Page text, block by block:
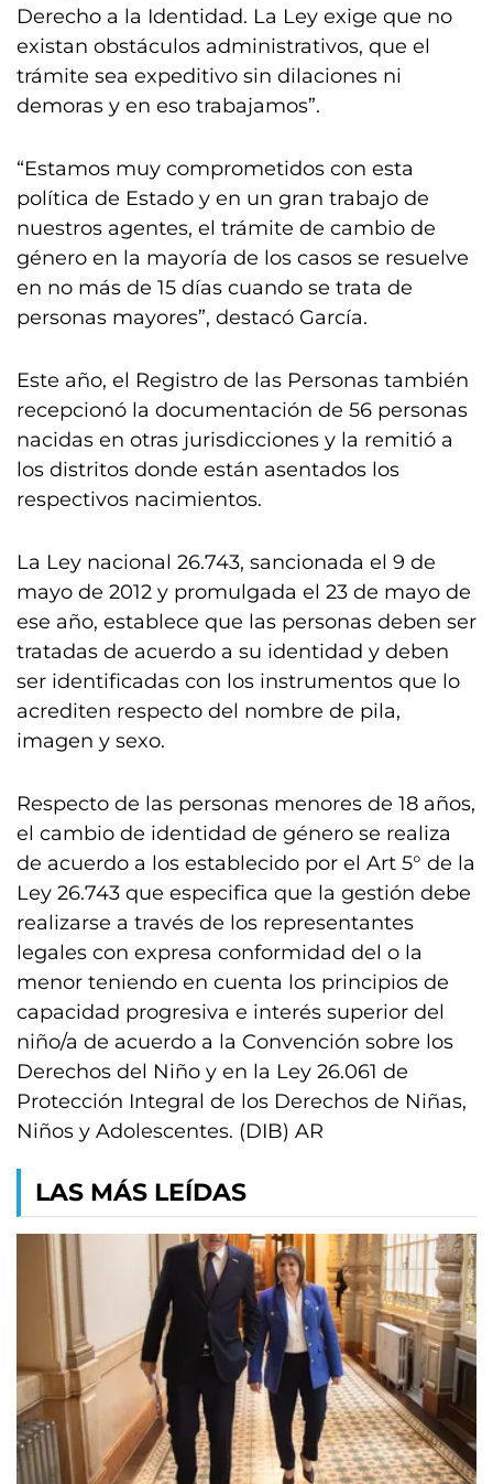
Derecho a la Identidad. La Ley exige que no
existan obstáculos administrativos, que el
trámite sea expeditivo sin dilaciones ni
demoras y en eso trabajamos”.
“Estamos muy comprometidos con esta
política de Estado y en un gran trabajo de
nuestros agentes, el trámite de cambio de
género en la mayoría de los casos se resuelve
en no más de 15 días cuando se trata de
personas mayores”, destacó García.
Este año, el Registro de las Personas también
recepcionó la documentación de 56 personas
nacidas en otras jurisdicciones y la remitió a
los distritos donde están asentados los
respectivos nacimientos.
La Ley nacional 26.743, sancionada el 9 de
mayo de 2012 y promulgada el 23 de mayo de
ese año, establece que las personas deben ser
tratadas de acuerdo a su identidad y deben
ser identificadas con los instrumentos que lo
acrediten respecto del nombre de pila,
imagen y sexo.
Respecto de las personas menores de 18 años,
el cambio de identidad de género se realiza
de acuerdo a los establecido por el Art 5° de la
Ley 26.743 que especifica que la gestión debe
realizarse a través de los representantes
legales con expresa conformidad del o la
menor teniendo en cuenta los principios de
capacidad progresiva e interés superior del
niño/a de acuerdo a la Convención sobre los
Derechos del Niño y en la Ley 26.061 de
Protección Integral de los Derechos de Niñas,
Niños y Adolescentes. (DIB) AR
LAS MÁS LEÍDAS